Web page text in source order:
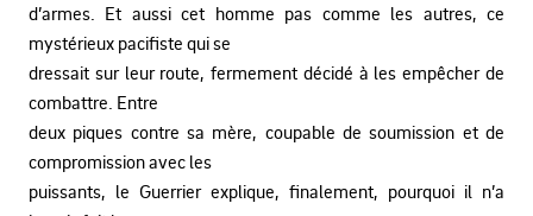
d’armes. Et aussi cet homme pas comme les autres, ce
mystérieux pacifiste qui se
dressait sur leur route, fermement décidé à les empêcher de
combattre. Entre
deux piques contre sa mère, coupable de soumission et de
compromission avec les
puissants, le Guerrier explique, finalement, pourquoi il n’a